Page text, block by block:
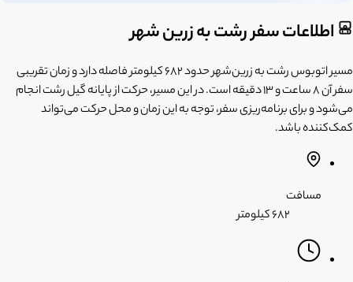
اطلاعات سفر رشت به زرین شهر
مسیر اتوبوس رشت به زرین‌شهر حدود 682 کیلومتر فاصله دارد و زمان تقریبی
سفر آن 8 ساعت و 13 دقیقه است. در این مسیر، حرکت از پایانه گیل رشت انجام
می‌شود و برای برنامه‌ریزی سفر، توجه به این زمان و محل حرکت می‌تواند
کمک‌کننده باشد.
مسافت
۶۸۲ کیلومتر